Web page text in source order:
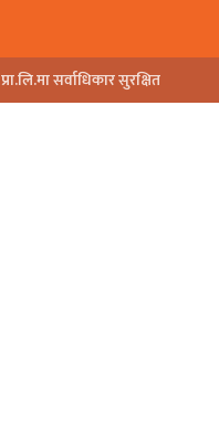
प्रा.लि.मा सर्वाधिकार सुरक्षित